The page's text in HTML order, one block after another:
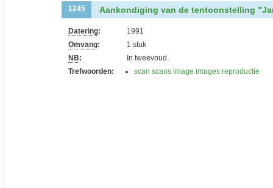
1245 Aankondiging van de tentoonstelling
Datering:
1991
Omvang:
1 stuk
NB:
In tweevoud.
Trefwoorden:
scan scans image images reproductie